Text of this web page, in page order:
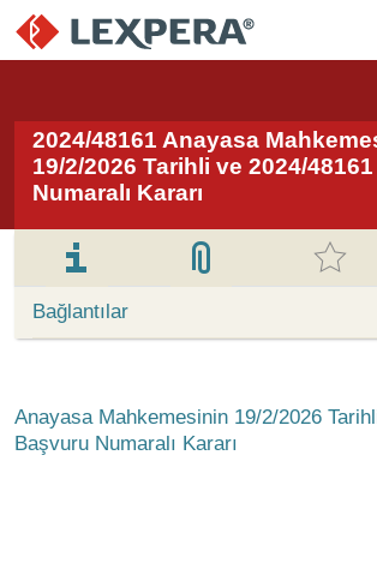
2024/48161 Anayasa
19/2/2026 Tarihli ve 2024/
Numaralı Kararı
Bağlantılar
Anayasa Mahkemesinin 19/2/2026
Başvuru Numaralı Kararı